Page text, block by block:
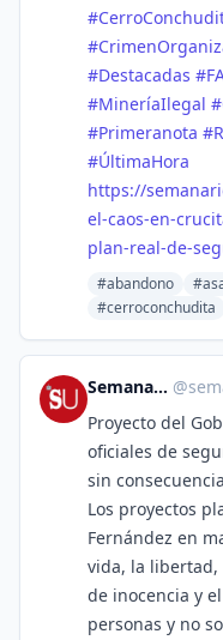
#
#
#Destacadas #
#MineríaIlegal #
#Primeranota #
#ÚltimaHora
https://
el-caos-en-
plan-real-de-
#abandono
#cerroconchudita
Semanario Universidad @
Proyecto del
oficiales de
sin
Los proyectos
Fernández en
vida, la
de inocencia y
personas y no